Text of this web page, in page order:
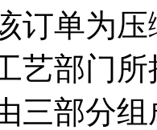
单为压
艺部门
三部分